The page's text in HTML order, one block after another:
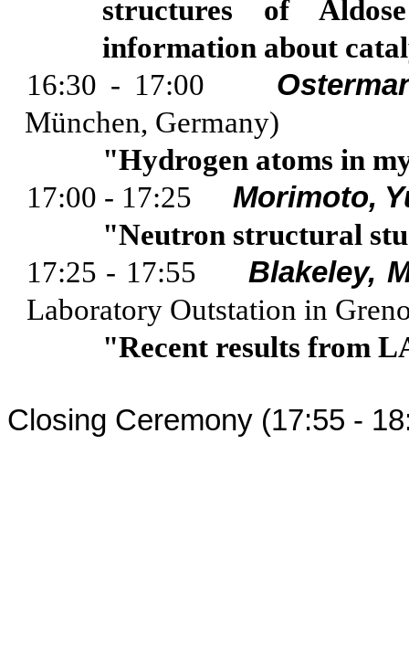
structures of Aldose
information about
16:30 - 17:00
München, Germany)
"Hydrogen atoms in
17:00 - 17:25
Morimoto,
"Neutron structural
17:25 - 17:55
Blakeley,
Laboratory Outstation in
"Recent results from
Closing Ceremony (17:55 -